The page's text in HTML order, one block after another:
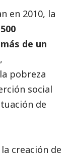
en 2010, la
de un
,
pobreza
social
de
creación de